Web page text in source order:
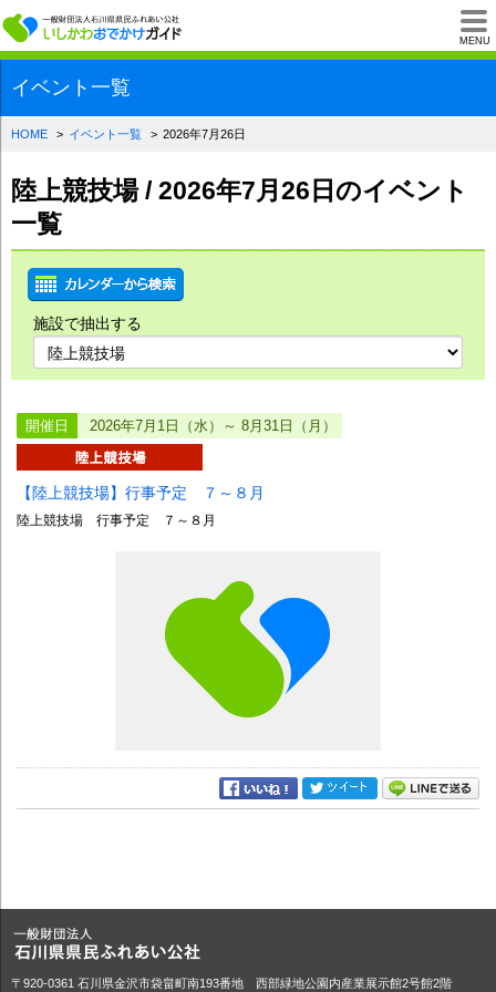
MENU
一般財団法人石川
イベント一覧
HOME イベント一覧 2026年7月26日
陸上競技場 / 2026年7月26日のイベント
一覧
施設で抽出する
開催日 2026年7月1日（水）～ 8月31日（月）
【陸上競技場】行事予定 ７～８月
陸上競技場 行事予定 ７～８月
〒920-0361 石川県金沢市袋畠町南193番地 西部緑地公園内産業展示館2号館2階